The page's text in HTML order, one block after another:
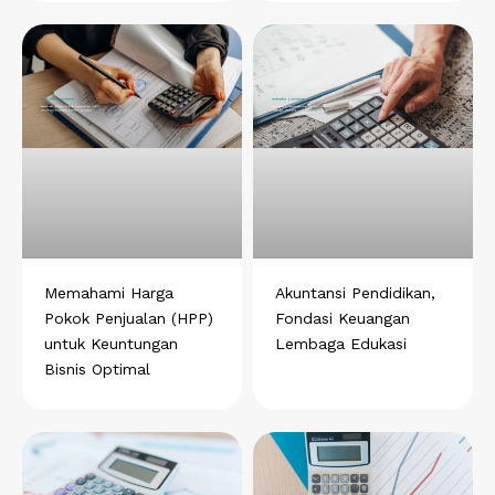
Memahami Harga
Pokok Penjualan (HPP)
untuk Keuntungan
Bisnis Optimal
Akuntansi Pendidikan,
Fondasi Keuangan
Lembaga Edukasi